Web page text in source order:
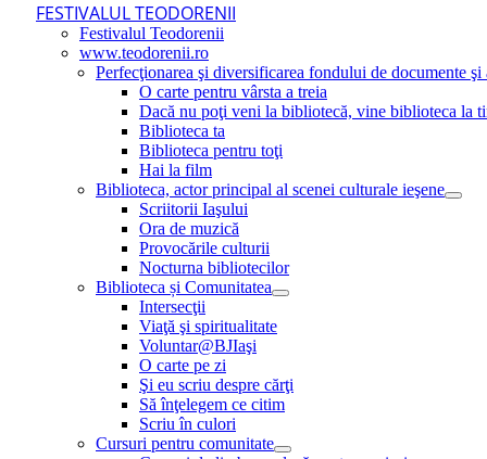
FESTIVALUL TEODORENII
Festivalul Teodorenii
www.teodorenii.ro
Perfecţionarea şi diversificarea fondului de documente
O carte pentru vârsta a treia
Dacă nu poţi veni la bibliotecă, vine biblioteca la
Biblioteca ta
Biblioteca pentru toţi
Hai la film
Biblioteca, actor principal al scenei culturale ieşene
Scriitorii Iaşului
Ora de muzică
Provocările culturii
Nocturna bibliotecilor
Biblioteca și Comunitatea
Intersecţii
Viaţă şi spiritualitate
Voluntar@BJIaşi
O carte pe zi
Şi eu scriu despre cărţi
Să înţelegem ce citim
Scriu în culori
Cursuri pentru comunitate